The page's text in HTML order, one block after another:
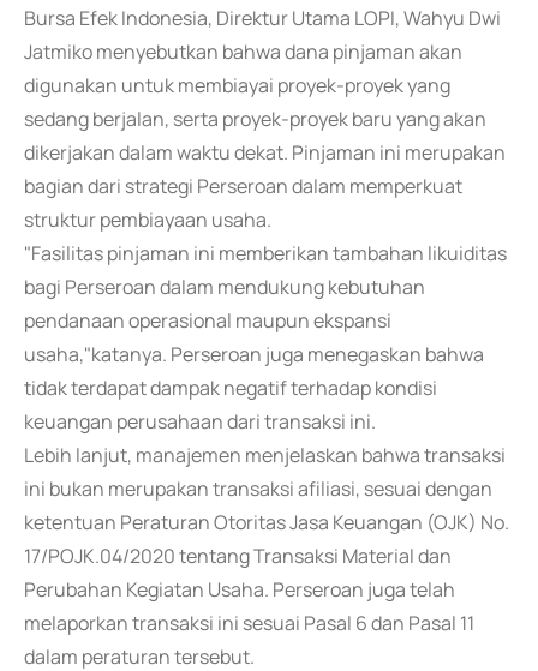
Bursa Efek Indonesia, Direktur Utama LOPI, Wahyu Dwi
Jatmiko menyebutkan bahwa dana pinjaman akan
digunakan untuk membiayai proyek-proyek yang
sedang berjalan, serta proyek-proyek baru yang akan
dikerjakan dalam waktu dekat. Pinjaman ini merupakan
bagian dari strategi Perseroan dalam memperkuat
struktur pembiayaan usaha.
"Fasilitas pinjaman ini memberikan tambahan likuiditas
bagi Perseroan dalam mendukung kebutuhan
pendanaan operasional maupun ekspansi
usaha,"katanya. Perseroan juga menegaskan bahwa
tidak terdapat dampak negatif terhadap kondisi
keuangan perusahaan dari transaksi ini.
Lebih lanjut, manajemen menjelaskan bahwa transaksi
ini bukan merupakan transaksi afiliasi, sesuai dengan
ketentuan Peraturan Otoritas Jasa Keuangan (OJK) No.
17/POJK.04/2020 tentang Transaksi Material dan
Perubahan Kegiatan Usaha. Perseroan juga telah
melaporkan transaksi ini sesuai Pasal 6 dan Pasal 11
dalam peraturan tersebut.